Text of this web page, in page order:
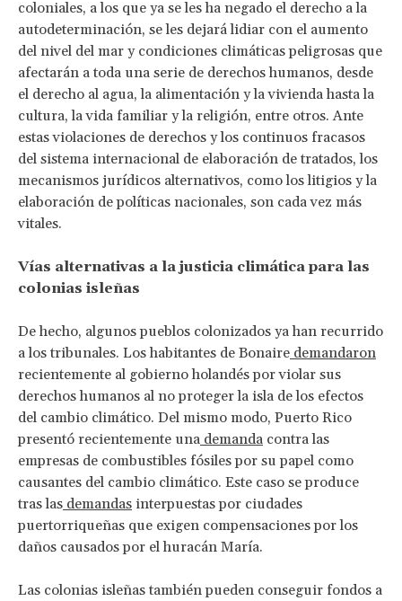
coloniales, a los que ya se les ha negado el derecho a la
autodeterminación, se les dejará lidiar con el aumento
del nivel del mar y condiciones climáticas peligrosas que
afectarán a toda una serie de derechos humanos, desde
el derecho al agua, la alimentación y la vivienda hasta la
cultura, la vida familiar y la religión, entre otros. Ante
estas violaciones de derechos y los continuos fracasos
del sistema internacional de elaboración de tratados, los
mecanismos jurídicos alternativos, como los litigios y la
elaboración de políticas nacionales, son cada vez más
vitales.
Vías alternativas a la justicia climática para las
colonias isleñas
De hecho, algunos pueblos colonizados ya han recurrido
a los tribunales. Los habitantes de Bonaire demandaron
recientemente al gobierno holandés por violar sus
derechos humanos al no proteger la isla de los efectos
del cambio climático. Del mismo modo, Puerto Rico
presentó recientemente una demanda contra las
empresas de combustibles fósiles por su papel como
causantes del cambio climático. Este caso se produce
tras las demandas interpuestas por ciudades
puertorriqueñas que exigen compensaciones por los
daños causados por el huracán María.
Las colonias isleñas también pueden conseguir fondos a